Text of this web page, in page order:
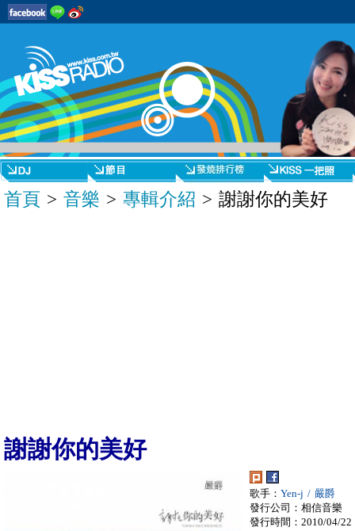
首頁 > 音樂 > 專輯介紹 > 謝謝你的美好
謝謝你的美好
歌手： Yen-j / 嚴爵
發行公司：相信音樂
發行時間：2010/04/22